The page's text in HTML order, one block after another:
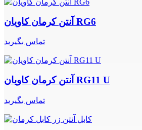
آنتن کرمان کاویان RG6
تماس بگیرید
آنتن کرمان کاویان RG11 U
تماس بگیرید